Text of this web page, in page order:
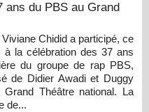
du PBS au Grand
Viviane Chidid a participé, ce
à la célébration des 37 ans
du groupe de rap PBS,
de Didier Awadi et Duggy
Grand Théâtre national. La
de...